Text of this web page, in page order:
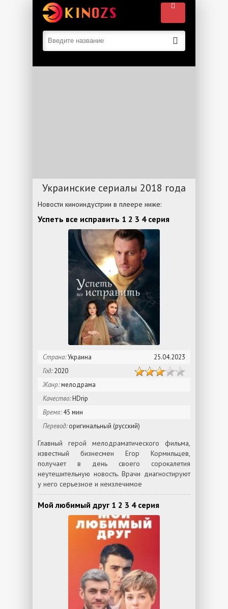
Украинские сериалы 2018 года
Новости киноиндустрии в плеере ниже:
Успеть все исправить 1 2 3 4 серия
Страна:Украина
25.04.2023
Год:2020
Жанр:мелодрама
Качество:HDrip
Время:45 мин
Перевод:оригинальный (русский)
Главный герой мелодраматического фильма,
известный бизнесмен Егор Кормильцев,
получает в день своего сорокалетия
неутешительную новость. Врачи диагностируют
у него серьезное и неизлечимое
Мой любимый друг 1 2 3 4 серия